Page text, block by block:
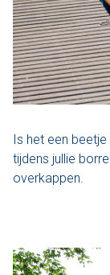
Is het een
tijdens jullie
overkappen.